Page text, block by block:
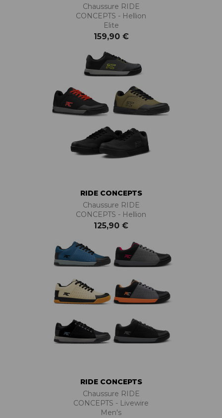
Chaussure RIDE
CONCEPTS - Hellion
Elite
159,90 €
RIDE CONCEPTS
Chaussure RIDE
CONCEPTS - Hellion
125,90 €
RIDE CONCEPTS
Chaussure RIDE
CONCEPTS - Livewire
Men's